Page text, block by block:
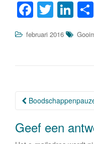
F
c
o
k
T
tt
Li
k
februari 2016
Geef een